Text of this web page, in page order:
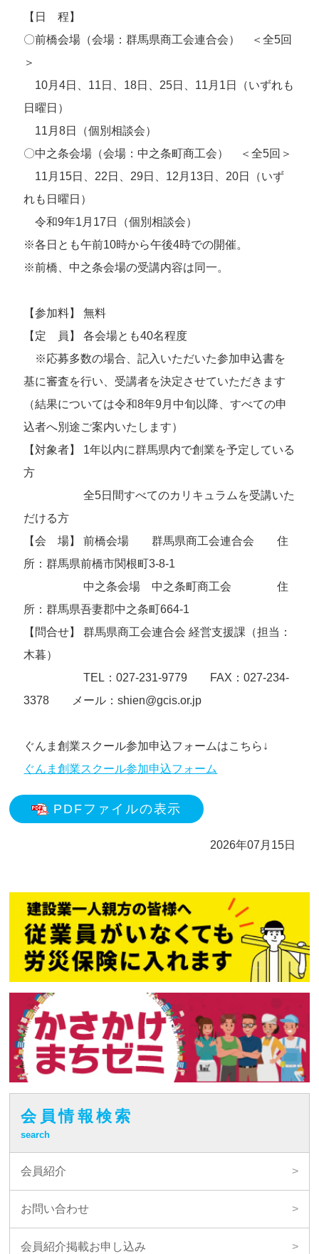
【日 程】
〇前橋会場（会場：群馬県商工会連合会） ＜全5回
＞
10月4日、11日、18日、25日、11月1日（いずれも
日曜日）
11月8日（個別相談会）
〇中之条会場（会場：中之条町商工会） ＜全5回＞
11月15日、22日、29日、12月13日、20日（いず
れも日曜日）
令和9年1月17日（個別相談会）
※各日とも午前10時から午後4時での開催。
※前橋、中之条会場の受講内容は同一。
【参加料】 無料
【定 員】 各会場とも40名程度
※応募多数の場合、記入いただいた参加申込書を
基に審査を行い、受講者を決定させていただきます
（結果については令和8年9月中旬以降、すべての申
込者へ別途ご案内いたします）
【対象者】 1年以内に群馬県内で創業を予定している
方
全5日間すべてのカリキュラムを受講いた
だける方
【会 場】 前橋会場 群馬県商工会連合会 住
所：群馬県前橋市関根町3-8-1
中之条会場 中之条町商工会 住
所：群馬県吾妻郡中之条町664-1
【問合せ】 群馬県商工会連合会 経営支援課（担当：
木暮）
TEL：027-231-9779 FAX：027-234-
3378 メール：shien@gcis.or.jp
ぐんま創業スクール参加申込フォームはこちら↓
ぐんま創業スクール参加申込フォーム
PDFファイルの表示
2026年07月15日
会員情報検索
search
会員紹介
お問い合わせ
会員紹介掲載お申し込み